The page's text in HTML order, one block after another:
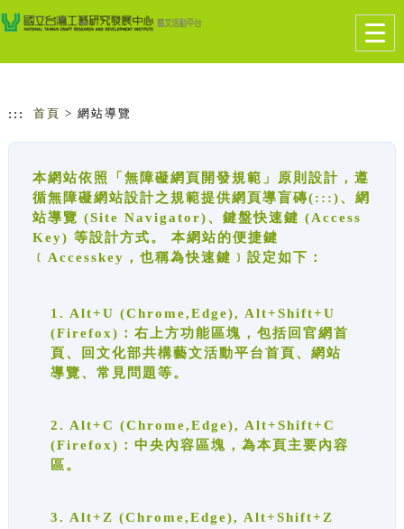
跳到主要內容
網站導覽
::: 首頁 > 網站導覽
本網站依照「無障礙網頁開發規範」原則設計，遵
循無障礙網站設計之規範提供網頁導盲磚(:::)、網
站導覽 (Site Navigator)、鍵盤快速鍵 (Access
Key) 等設計方式。 本網站的便捷鍵
﹝Accesskey，也稱為快速鍵﹞設定如下：
1. Alt+U (Chrome,Edge), Alt+Shift+U
(Firefox)：右上方功能區塊，包括回官網首
頁、回文化部共構藝文活動平台首頁、網站
導覽、常見問題等。
2. Alt+C (Chrome,Edge), Alt+Shift+C
(Firefox)：中央內容區塊，為本頁主要內容
區。
3. Alt+Z (Chrome,Edge), Alt+Shift+Z